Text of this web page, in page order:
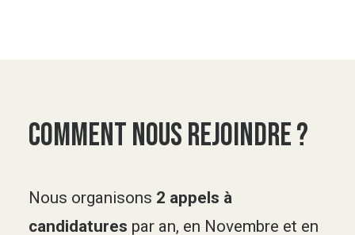
Comment nous rejoindre ?
Nous organisons 2 appels à
candidatures par an, en Novembre et en